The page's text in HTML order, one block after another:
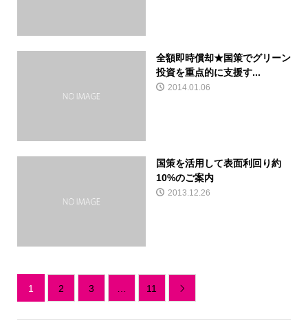
全額即時償却★国策でグリーン
投資を重点的に支援す...
2014.01.06
国策を活用して表面利回り約
10%のご案内
2013.12.26
1 2 3 11 